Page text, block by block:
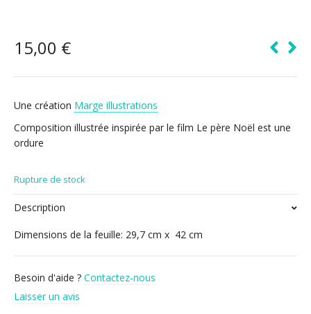
15,00 €
Une création Marge illustrations
Composition illustrée inspirée par le film Le père Noël est une
ordure
Rupture de stock
Description
Dimensions de la feuille: 29,7 cm x 42 cm
Besoin d'aide ? Contactez-nous
Laisser un avis